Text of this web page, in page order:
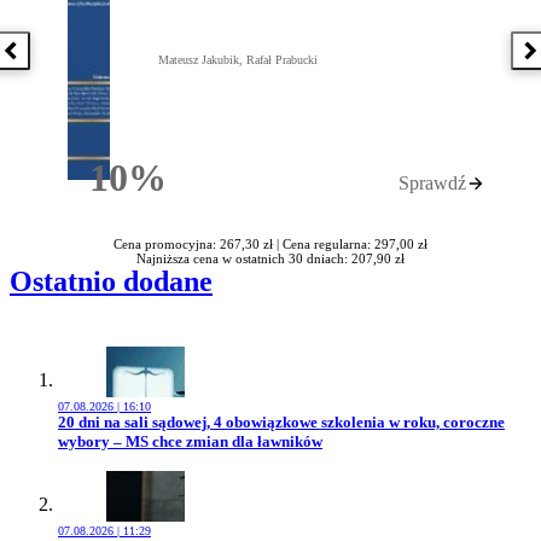
Poprzednia książka
10%Rabatu
Mateusz Jakubik, Rafał Prabucki
Sprawdź
Cena promocyjna: 267,30 zł | Cena regularna: 297,00 zł
Najniższa cena w ostatnich 30 dniach: 207,90 zł
Ostatnio dodane
07.08.2026 | 16:10
Przejdź do artykułu:
20 dni na sali sądowej, 4 obowiązkowe szkolenia w roku, coroczne
wybory – MS chce zmian dla ławników
07.08.2026 | 11:29